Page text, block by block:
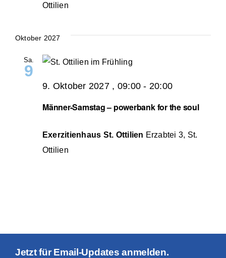
Ottilien
Oktober 2027
Sa.
9
Männer-Samstag – powerbank for the soul
9. Oktober 2027 , 09:00 - 20:00
Exerzitienhaus St. Ottilien Erzabtei 3, St.
Ottilien
Jetzt für Email-Updates anmelden.